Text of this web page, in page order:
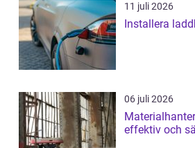
11 juli 2026
Installera
06 juli 2026
effektiv och